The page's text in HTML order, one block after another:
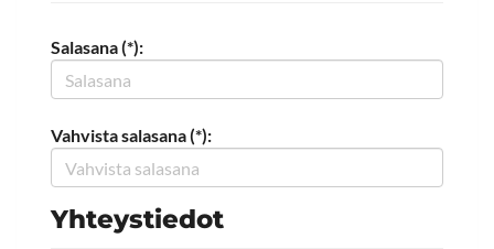
Salasana (*):
Vahvista salasana (*):
Yhteystiedot